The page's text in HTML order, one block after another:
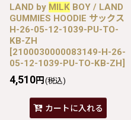
LAND by MILK BOY / LAND
GUMMIES HOODIE サックス
H-26-05-12-1039-PU-TO-
KB-ZH
[2100030000083149-H-26-
05-12-1039-PU-TO-KB-ZH]
4,510円 (税込)
カートに入れる